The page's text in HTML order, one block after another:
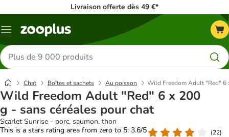
Livraison offerte dès 49 €*
Menu
Rechercher
des
produits
Chat Boîtes et sachets Au poisson Wild Freedom Adult "Red" 6
Wild Freedom Adult "Red" 6 x 200
g - sans céréales pour chat
Scarlet Sunrise - porc, saumon, thon
This is a stars rating area from zero to 5: 3.6/5
(22)